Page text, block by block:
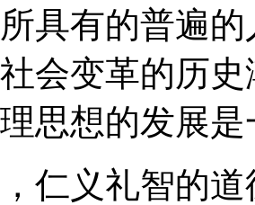
具有的普遍
会变革的历
思想的发展
仁义礼智的